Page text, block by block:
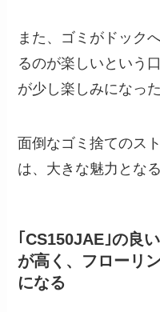
また、ゴミがドック
るのが楽しいという
が少し楽しみになっ
面倒なゴミ捨てのス
は、大きな魅力とな
｢CS150JAE｣の良
が高く、フローリ
になる